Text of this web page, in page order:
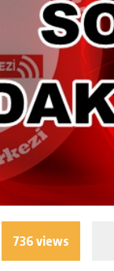
736 views